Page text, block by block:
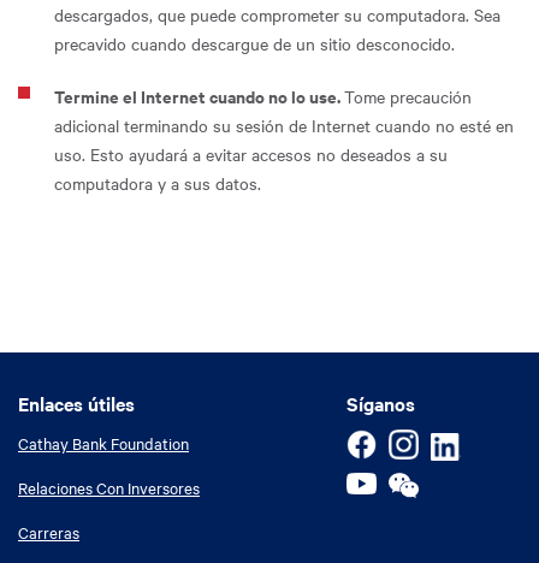
descargados, que puede comprometer su computadora. Sea
precavido cuando descargue de un sitio desconocido.
Termine el Internet cuando no lo use.Tome precaución
adicional terminando su sesión de Internet cuando no esté en
uso. Esto ayudará a evitar accesos no deseados a su
computadora y a sus datos.
Síganos
Enlaces útiles
Enlaces útiles
Cathay Bank Foundation
Relaciones Con Inversores
Carreras